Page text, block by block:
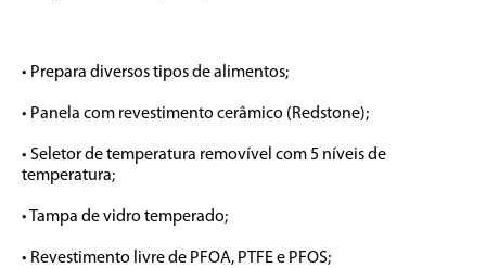
• Prepara diversos tipos de alimentos;
• Panela com revestimento cerâmico (Redstone);
• Seletor de temperatura removível com 5 níveis de
temperatura;
• Tampa de vidro temperado;
• Revestimento livre de PFOA, PTFE e PFOS;